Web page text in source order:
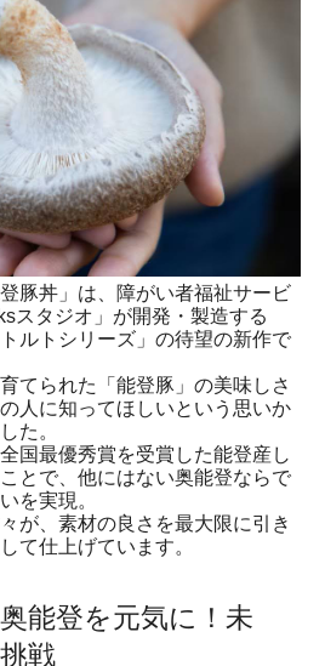
豚丼」は、障がい者福祉サービ
スタジオ」が開発・製造する
ルトシリーズ」の待望の新作で
てられた「能登豚」の美味しさ
人に知ってほしいという思いか
た。
国最優秀賞を受賞した能登産し
とで、他にはない奥能登ならで
を実現。
が、素材の良さを最大限に引き
て仕上げています。
能登を元気に！未
戦